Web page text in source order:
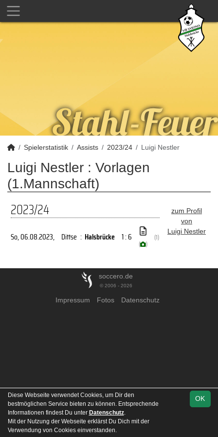
Spielerstatistik Assists 2023/24 Luigi Nestler
Luigi Nestler : Vorlagen
(1.Mannschaft)
zum Profil
von
Luigi Nestler
2023/24
So, 06.08.2023, Dittse : Halsbrücke 1 : 6
( )
(1)
soccero.de
© 2006 - 2026
Impressum Fotos Datenschutz
OK
Diese Webseite verwendet Cookies, um Dir den
bestmöglichen Service bieten zu können. Entsprechende
Informationen findest Du unter Datenschutz.
Mit der Nutzung der Webseite erklärst Du Dich mit der
Verwendung von Cookies einverstanden.